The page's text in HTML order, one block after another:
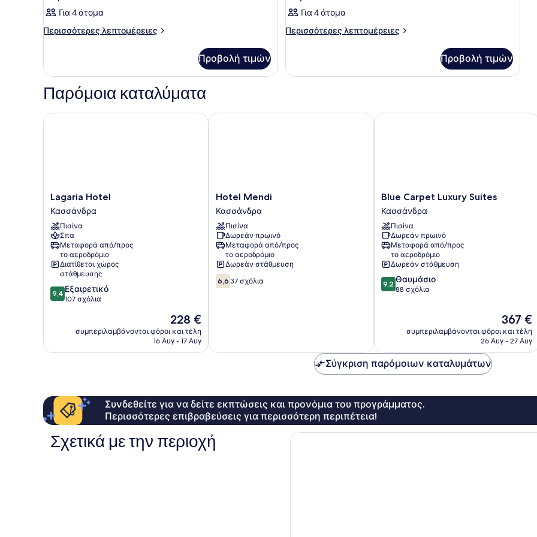
Για 4 άτομα
Περισσότερες λεπτομέρειες
Περισσότερες
Προβολή τιμών
Για 4 άτομα
Περισσότερες λεπτομέρειες
Περισσότερες
Προβολή τιμών
Παρόμοια καταλύματα
Lagaria
Hotel
Κασσάνδρα
Lagaria Hotel
Κασσάνδρα
Πισίνα
Σπα
Μεταφορά από/προς
το αεροδρόμιο
Διατίθεται χώρος
στάθμευσης
9.4
στα
9,4 Εξαιρετικό
107 σχόλια
Η
τιμή
είναι
228 €
συμπεριλαμβάνονται φόροι και τέλη
16 Αυγ - 17 Αυγ
Lagaria Hotel
Hotel
Mendi
Κασσάνδρα
Hotel Mendi
Κασσάνδρα
Πισίνα
Δωρεάν πρωινό
Μεταφορά από/προς
το αεροδρόμιο
Δωρεάν στάθμευση
6.6
στα
6,6 37 σχόλια
Hotel Mendi
Blue
Carpet
Luxury
Suites
Κασσάνδρα
Blue Carpet Luxury Suites
Κασσάνδρα
Πισίνα
Δωρεάν πρωινό
Μεταφορά από/προς
το αεροδρόμιο
Δωρεάν στάθμευση
9.2
στα
σχόλια
9,2 Θαυμάσιο
88 σχόλια
Η
τιμή
είναι
367 €
συμπεριλαμβάνονται φόροι και τέλη
26 Αυγ - 27 Αυγ
Blue Carpet Luxury Suites
Σύγκριση παρόμοιων καταλυμάτων
Συνδεθείτε για να δείτε εκπτώσεις και προνόμια του προγράμματος.
Περισσότερες επιβραβεύσεις για περισσότερη περιπέτεια!
Σχετικά με την περιοχή